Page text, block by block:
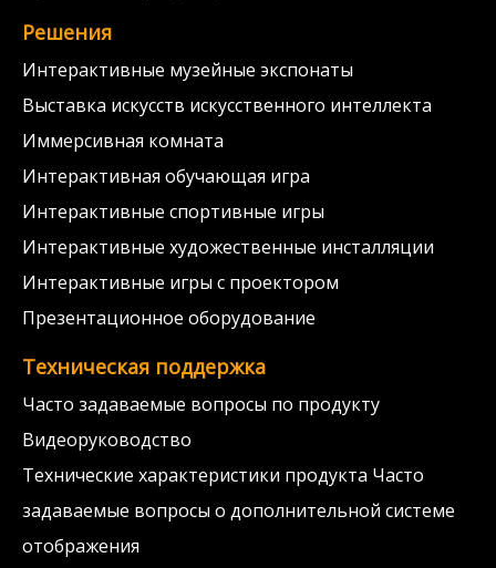
Решения
Интерактивные музейные экспонаты
Выставка искусств искусственного интеллекта
Иммерсивная комната
Интерактивная обучающая игра
Интерактивные спортивные игры
Интерактивные художественные инсталляции
Интерактивные игры с проектором
Презентационное оборудование
Техническая поддержка
Часто задаваемые вопросы по продукту
Видеоруководство
Технические характеристики продукта Часто
задаваемые вопросы о дополнительной системе
отображения